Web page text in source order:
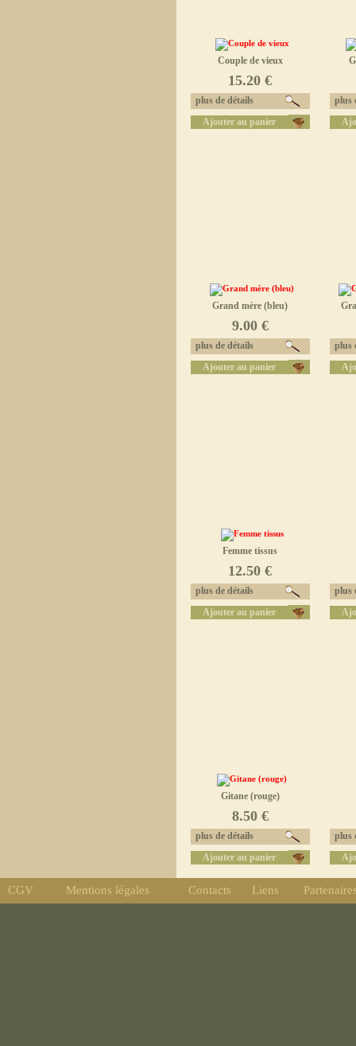
Couple de vieux
15.20 €
plus de détails
Ajouter au panier
plus
Grand mère (bleu)
9.00 €
plus de détails
Ajouter au panier
plus
Femme tissus
12.50 €
plus de détails
Ajouter au panier
plus
Gitane (rouge)
8.50 €
plus de détails
Ajouter au panier
plus
CGV Mentions légales Contacts Liens